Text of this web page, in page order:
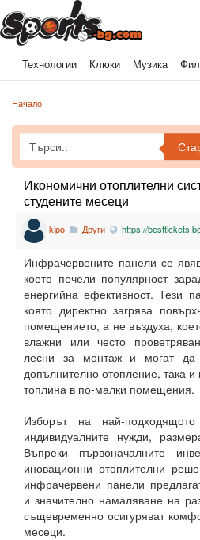
Технологии Клюки Музика
Начало
Икономични отоплителни
студените месеци
kipo Други https://
Инфрачервените панели се
което печели популярност
енергийна ефективност. Тези
която директно загрява
помещението, а не въздуха,
влажни или често
лесни за монтаж и могат да
допълнително отопление, така и
топлина в по-малки помещения.
Изборът на най-
индивидуалните нужди,
Въпреки първоначалните
иновационни отоплителни
инфрачервени панели
и значително намаляване на
същевременно осигуряват
месеци.